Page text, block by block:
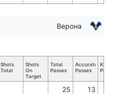
Верона
Shots
Total
Shots
On
Target
Total
Passes
Accurate
Passes
Key
25 13